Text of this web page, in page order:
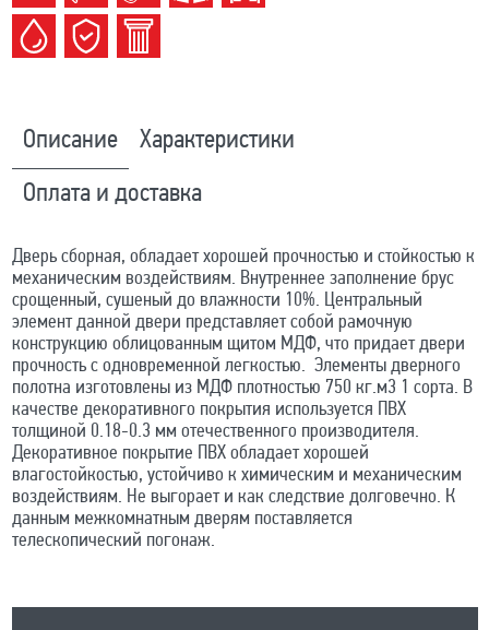
Описание Характеристики
Оплата и доставка
Дверь сборная, обладает хорошей прочностью и стойкостью к
механическим воздействиям. Внутреннее заполнение брус
срощенный, сушеный до влажности 10%. Центральный
элемент данной двери представляет собой рамочную
конструкцию облицованным щитом МДФ, что придает двери
прочность с одновременной легкостью. Элементы дверного
полотна изготовлены из МДФ плотностью 750 кг.м3 1 сорта. В
качестве декоративного покрытия используется ПВХ
толщиной 0.18-0.3 мм отечественного производителя.
Декоративное покрытие ПВХ обладает хорошей
влагостойкостью, устойчиво к химическим и механическим
воздействиям. Не выгорает и как следствие долговечно. К
данным межкомнатным дверям поставляется
телескопический погонаж.